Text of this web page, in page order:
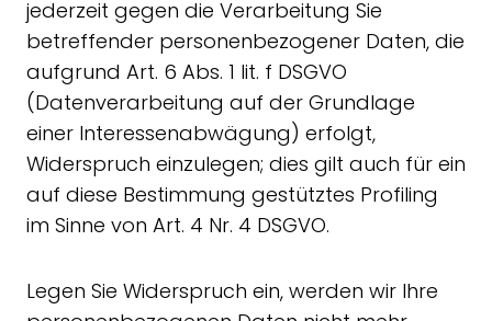
jederzeit gegen die Verarbeitung Sie
betreffender personenbezogener Daten, die
aufgrund Art. 6 Abs. 1 lit. f DSGVO
(Datenverarbeitung auf der Grundlage
einer Interessenabwägung) erfolgt,
Widerspruch einzulegen; dies gilt auch für ein
auf diese Bestimmung gestütztes Profiling
im Sinne von Art. 4 Nr. 4 DSGVO.
Legen Sie Widerspruch ein, werden wir Ihre